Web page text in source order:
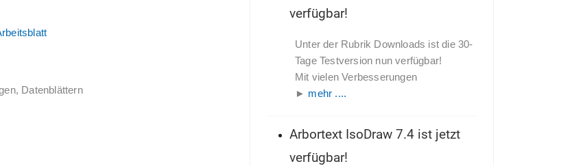
Datenblättern
verfügbar!
Unter der Rubrik Downloads ist die 30-
Tage Testversion nun verfügbar!
Mit vielen Verbesserungen
► mehr ....
Arbortext IsoDraw 7.4 ist jetzt
verfügbar!